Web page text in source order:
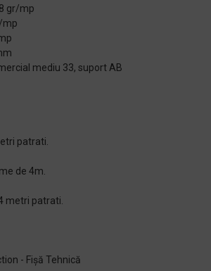
gr/mp
mp
mediu 33, suport AB
patrati.
de 4m.
metri patrati.
- Fișă Tehnică